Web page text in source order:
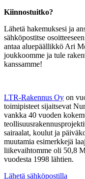
Kiinnostuitko?
Lähetä hakemuksesi ja
sähköpostitse
antaa aluepäällikkö Ari
joukkoomme ja tule
kanssamme!
LTR-Rakennus Oy on
toimipisteet sijaitsevat
vankka 40 vuoden
sairaalat, koulut ja
muutamia esimerkkejä
liikevaihtomme oli 50,8
vuodesta 1998 lähtien.
Lähetä sähköpostilla